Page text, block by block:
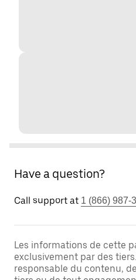
Have a question?
Call support at 1 (866) 987-
Les informations de cette
exclusivement par des
responsable du contenu,